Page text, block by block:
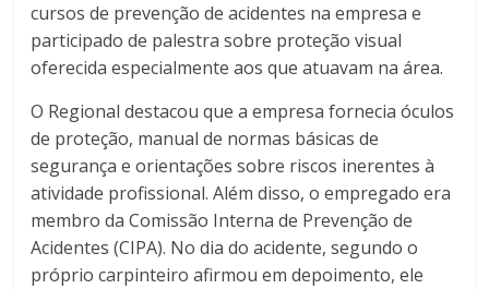
cursos de prevenção de acidentes na empresa e
participado de palestra sobre proteção visual
oferecida especialmente aos que atuavam na área.
O Regional destacou que a empresa fornecia óculos
de proteção, manual de normas básicas de
segurança e orientações sobre riscos inerentes à
atividade profissional. Além disso, o empregado era
membro da Comissão Interna de Prevenção de
Acidentes (CIPA). No dia do acidente, segundo o
próprio carpinteiro afirmou em depoimento, ele